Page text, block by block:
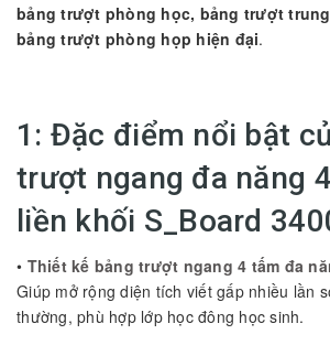
bảng trượt phòng học, bảng trượt
bảng trượt phòng họp hiện đại.
1: Đặc điểm nổi bật
trượt ngang đa năng
liền khối S_Board
• Thiết kế bảng trượt ngang 4 tấm đa
Giúp mở rộng diện tích viết gấp nhiều lần
thường, phù hợp lớp học đông học sinh.